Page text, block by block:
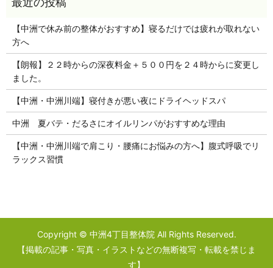
【中洲で休み前の整体がおすすめ】寝るだけでは疲れが取れない
方へ
【朗報】２２時からの深夜料金＋５００円を２４時からに変更し
ました。
【中洲・中洲川端】寝付きが悪い夜にドライヘッドスパ
中洲 夏バテ・だるさにオイルリンパがおすすめな理由
【中洲・中洲川端で肩こり・腰痛にお悩みの方へ】腹式呼吸でリ
ラックス習慣
Copyright © 中洲4丁目整体院 All Rights Reserved.
【掲載の記事・写真・イラストなどの無断複写・転載を禁じま
す】